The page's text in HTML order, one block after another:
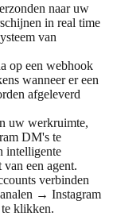
naar uw
in real time
van
op een webhook
wanneer er een
afgeleverd
uw werkruimte,
DM's te
intelligente
een agent.
verbinden
→ Instagram
klikken.